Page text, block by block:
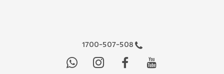
1700-507-508